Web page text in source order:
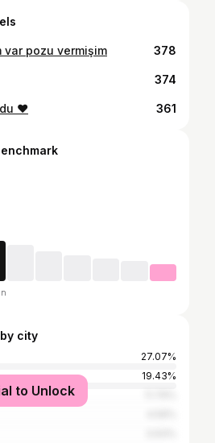
var pozu vermişim 378
374
❤️ 361
city
27.07%
19.43%
to Unlock